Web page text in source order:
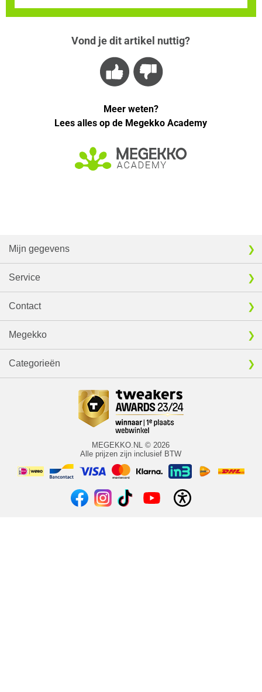
Vond je dit artikel nuttig?
Meer weten?
Lees alles op de Megekko Academy
Mijn gegevens
Service
Contact
Megekko
Categorieën
MEGEKKO.NL © 2026
Alle prijzen zijn inclusief BTW